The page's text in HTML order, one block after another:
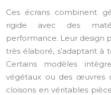
Ces écrans combinent
rigide avec des
performance. Leur design
très élaboré, s’adaptant à
Certains modèles
végétaux ou des œuvres
cloisons en véritables